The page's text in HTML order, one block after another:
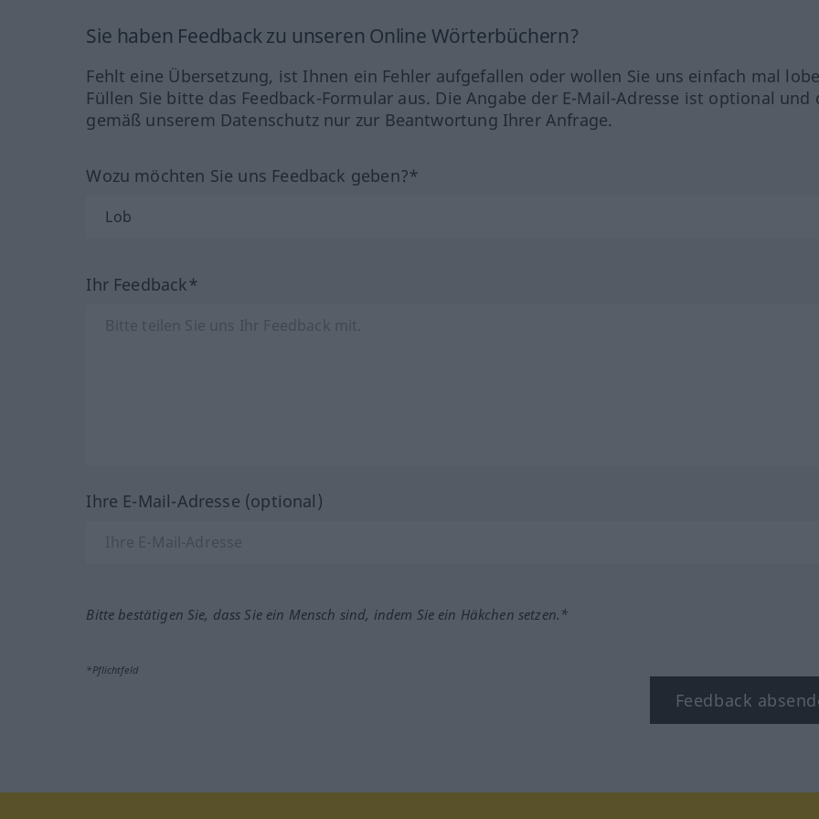
Sie haben Feedback zu unseren Online Wörterbüchern?
Fehlt eine Übersetzung, ist Ihnen ein Fehler aufgefallen oder wollen Sie uns einfach mal
Füllen Sie bitte das Feedback-Formular aus. Die Angabe der E-Mail-Adresse ist optional und
gemäß unserem Datenschutz nur zur Beantwortung Ihrer Anfrage.
Wozu möchten Sie uns Feedback geben?*
Ihr Feedback*
Ihre E-Mail-Adresse (optional)
Bitte bestätigen Sie, dass Sie ein Mensch sind, indem Sie ein Häkchen setzen.*
*Pflichtfeld
Feedback